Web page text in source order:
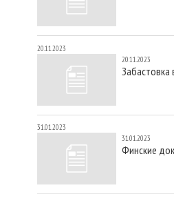
20.11.2023
20.11.2023
Забастовка
31.01.2023
31.01.2023
Финские